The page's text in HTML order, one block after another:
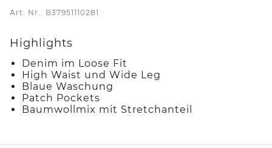
Art. Nr.: B37951110281
Highlights
Denim im Loose Fit
High Waist und Wide Leg
Blaue Waschung
Patch Pockets
Baumwollmix mit Stretchanteil